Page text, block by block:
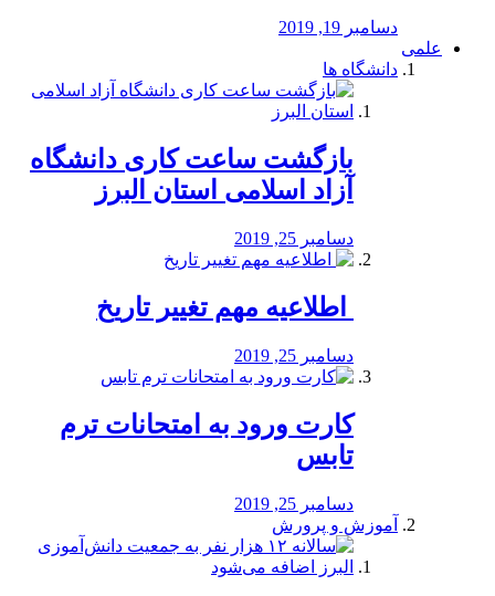
دسامبر 19, 2019
علمی
دانشگاه ها
بازگشت ساعت کاری دانشگاه
آزاد اسلامی استان البرز
دسامبر 25, 2019
️ اطلاعیه مهم تغییر تاریخ
دسامبر 25, 2019
کارت ورود به امتحانات ترم
تابس
دسامبر 25, 2019
آموزش و پرورش